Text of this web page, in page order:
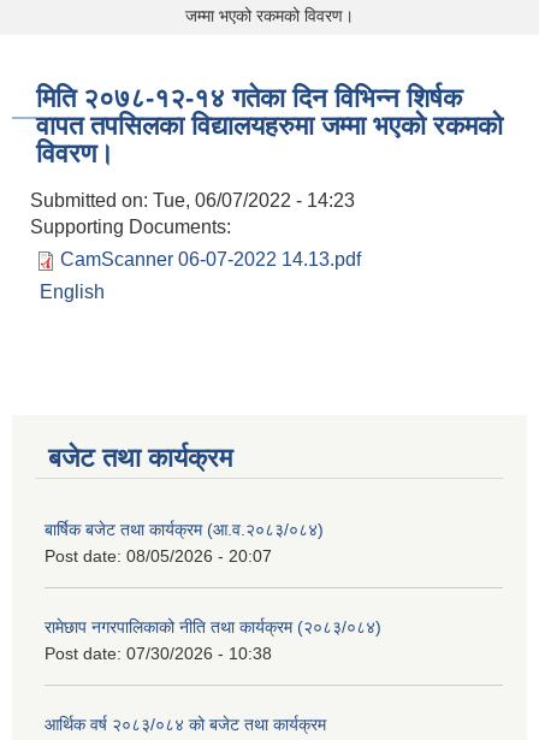
जम्मा भएको रकमको विवरण।
मिति २०७८-१२-१४ गतेका दिन विभिन्न शिर्षक
वापत तपसिलका विद्यालयहरुमा जम्मा भएको रकमको
विवरण।
Submitted on: Tue, 06/07/2022 - 14:23
Supporting Documents:
CamScanner 06-07-2022 14.13.pdf
English
बजेट तथा कार्यक्रम
बार्षिक बजेट तथा कार्यक्रम (आ.व.२०८३/०८४)
Post date: 08/05/2026 - 20:07
रामेछाप नगरपालिकाको नीति तथा कार्यक्रम (२०८३/०८४)
Post date: 07/30/2026 - 10:38
आर्थिक वर्ष २०८३/०८४ को बजेट तथा कार्यक्रम